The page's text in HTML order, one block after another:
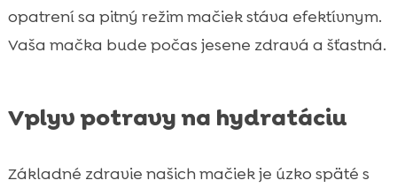
opatrení sa pitný režim mačiek stáva efektívnym.
Vaša mačka bude počas jesene zdravá a šťastná.
Vplyv potravy na hydratáciu
Základné zdravie našich mačiek je úzko späté s